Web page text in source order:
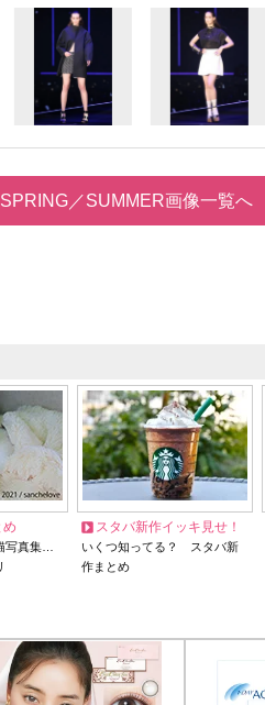
／SUMMER画像一覧へ
め
写真集…
スタバ新作イッキ見せ！
いくつ知ってる？ スタバ新
作まとめ